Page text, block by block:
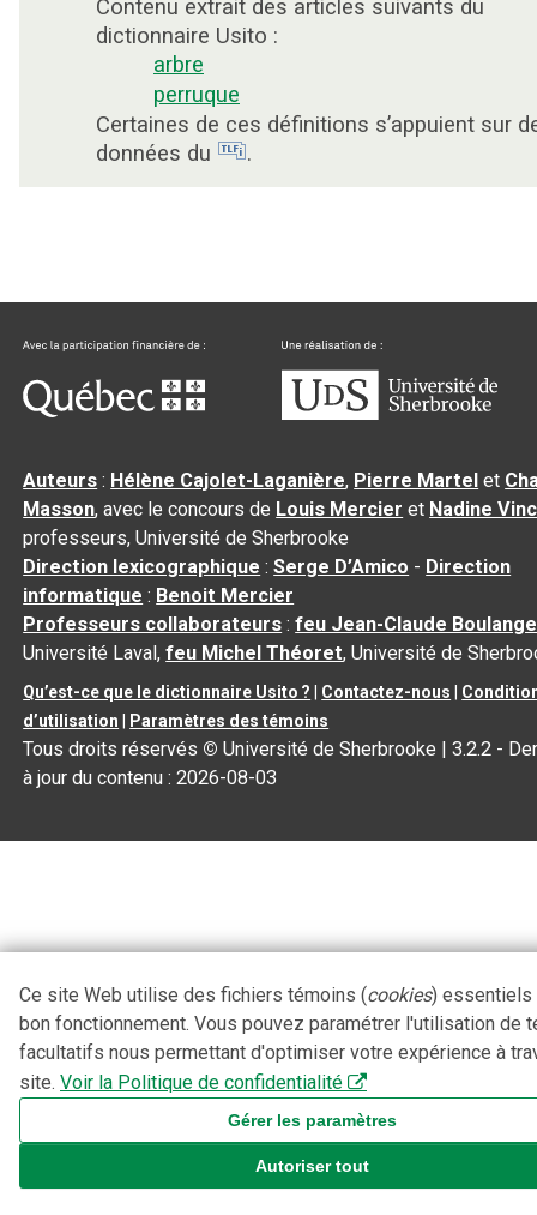
Contenu extrait des articles suivants du
dictionnaire Usito :
arbre
perruque
Certaines de ces définitions s’appuient sur
données du
.
Auteurs : Hélène Cajolet-Laganière, Pierre Martel et
Masson, avec le concours de Louis Mercier et Nadine
professeurs, Université de Sherbrooke
Direction lexicographique :Serge D’Amico - Direction
informatique : Benoit Mercier
Professeurs collaborateurs :feu Jean-Claude
Université Laval,feu Michel Théoret, Université de
Qu’est-ce que le dictionnaire Usito ? Contactez-nous
d’utilisation
Paramètres des témoins
Tous droits réservés © Université de Sherbrooke |3.2.2 -
à jour du contenu :2026-08-03
Ce site Web utilise des fichiers témoins (cookies) essentiels
bon fonctionnement. Vous pouvez paramétrer l'utilisation de
facultatifs nous permettant d'optimiser votre expérience à
site. Voir la Politique de confidentialité
Gérer les paramètres
Autoriser tout